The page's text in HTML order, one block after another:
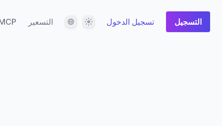
التسعير اللغة المظهر تسجيل الدخول التسجيل